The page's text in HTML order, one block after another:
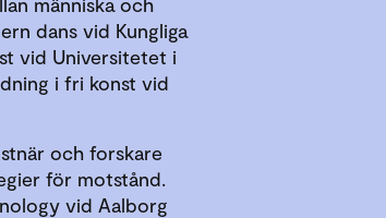
dans vid Kungliga
vid Universitetet i
i fri konst vid
och forskare
för motstånd.
vid Aalborg